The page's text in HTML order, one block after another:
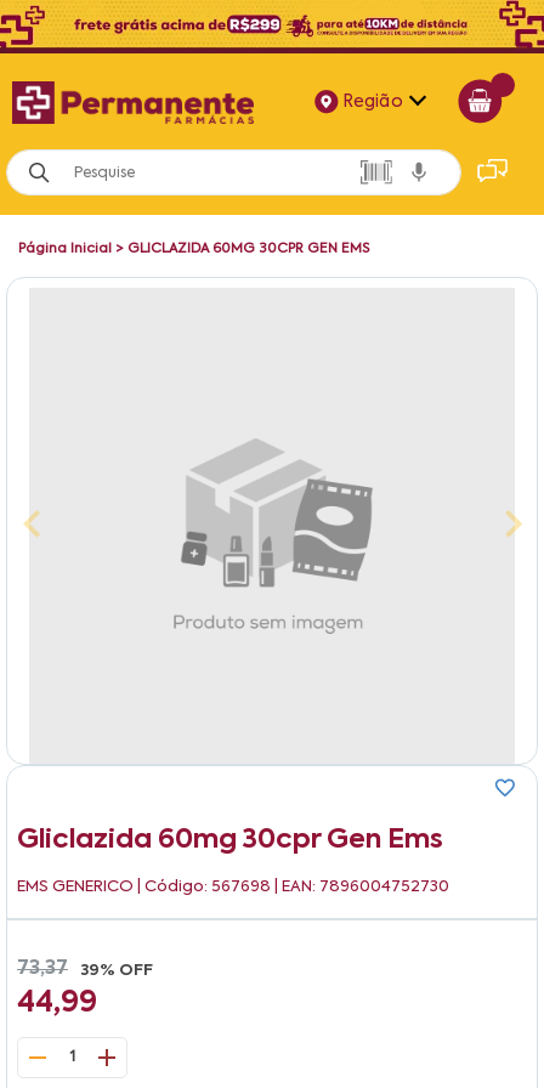
Região
Alagoas
Bahia
Página Inicial > GLICLAZIDA 60MG 30CPR GEN EMS
Gliclazida 60mg 30cpr Gen Ems
EMS GENERICO | Código: 567698 | EAN: 7896004752730
73,37 39% OFF
44,99
1